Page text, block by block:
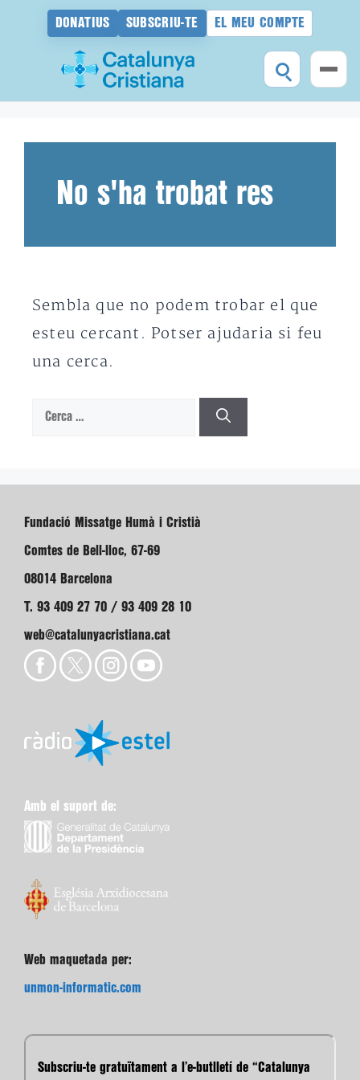
DONATIUS SUBSCRIU-TE EL MEU COMPTE
No s'ha trobat res
Sembla que no podem trobar el que
esteu cercant. Potser ajudaria si feu
una cerca.
Cerca:
Fundació Missatge Humà i Cristià
Comtes de Bell-lloc, 67-69
08014 Barcelona
T. 93 409 27 70 / 93 409 28 10
web@catalunyacristiana.cat
Amb el suport de:
Web maquetada per:
unmon-informatic.com
Subscriu-te gratuïtament a l’e-butlletí de “Catalunya